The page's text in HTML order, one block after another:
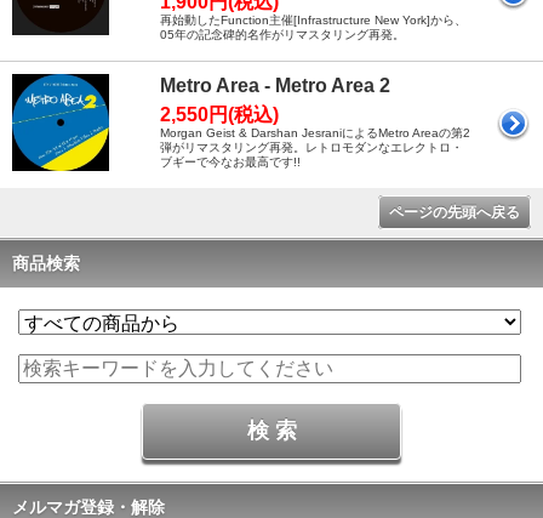
再始動したFunction主催[Infrastructure New York]から、
05年の記念碑的名作がリマスタリング再発。
Metro Area - Metro Area 2
2,550円(税込)
Morgan Geist & Darshan JesraniによるMetro Areaの第2
弾がリマスタリング再発。レトロモダンなエレクトロ・
ブギーで今なお最高です!!
ページの先頭へ戻る
商品検索
メルマガ登録・解除